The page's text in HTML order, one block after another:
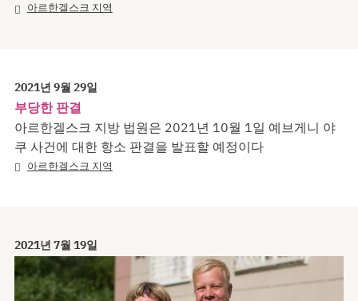
아르한겔스크 지역
2021년 9월 29일
부당한 판결
아르한겔스크 지방 법원은 2021년 10월 1일 예브게니 야
쿠 사건에 대한 항소 판결을 발표할 예정이다
아르한겔스크 지역
2021년 7월 19일